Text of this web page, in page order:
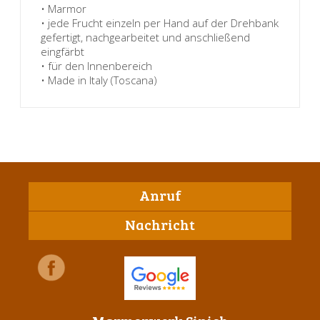
• Marmor
• jede Frucht einzeln per Hand auf der Drehbank
gefertigt, nachgearbeitet und anschließend
eingfärbt
• für den Innenbereich
• Made in Italy (Toscana)
Anruf
Nachricht